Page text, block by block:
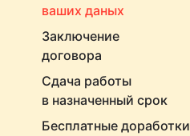
ваших даных
Заключение
договора
Сдача работы
в назначенный срок
Бесплатные доработки